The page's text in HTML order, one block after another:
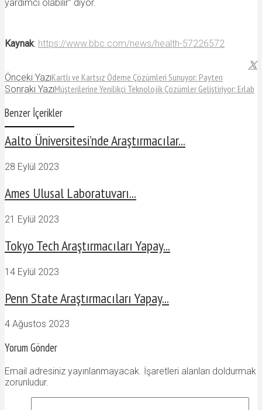
yardımcı olabilir” diyor.
Kaynak: https://www.bbc.com/news/health-57226572
Önceki YazıKartlı ve Kartsız Ödeme Çözümleri Sunuyor: Payten
Sonraki YazıMüşterilerine Yenilikçi Teknolojik Çözümler Geliştiriyor: Erlab
Benzer İçerikler
Aalto Üniversitesi’nde Araştırmacılar...
28 Eylül 2023
Ames Ulusal Laboratuvarı...
21 Eylül 2023
Tokyo Tech Araştırmacıları Yapay...
14 Eylül 2023
Penn State Araştırmacıları Yapay...
4 Ağustos 2023
Yorum Gönder
Email adresiniz yayınlanmayacak. İşaretleri alanları doldurmak
zorunludur.